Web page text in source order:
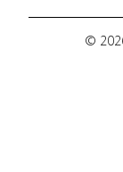
YOUTUBE
POLITIQUE
©